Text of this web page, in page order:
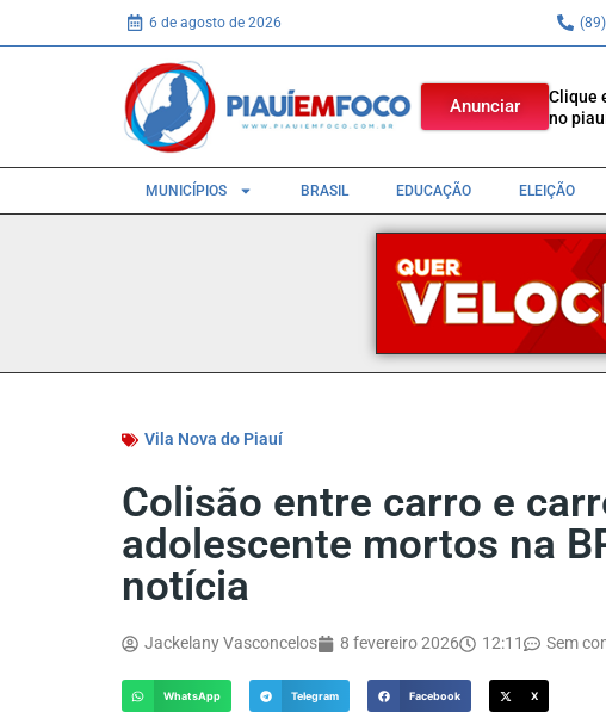
6 de agosto de 2026
Anunciar
Clique
no
MUNICÍPIOS BRASIL EDUCAÇÃO ELEIÇÃO
Vila Nova do Piauí
Colisão entre carro e
adolescente mortos na
notícia
Jackelany Vasconcelos 8 fevereiro 2026 12:11 Sem
WhatsApp Telegram Facebook X